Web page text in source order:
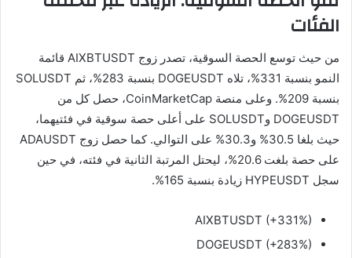
الفئات
من حيث توسع الحصة السوقية، تصدر زوج AIXBTUSDT قائمة
النمو بنسبة 331%، تلاه DOGEUSDT بنسبة 283%، ثم SOLUSDT
بنسبة 209%. وعلى منصة CoinMarketCap، حصل كل من
DOGEUSDT وSOLUSDT على أعلى حصة سوقية في فئتيهما،
حيث بلغا 30.5% و30.3% على التوالي. كما حصل زوج ADAUSDT
على حصة بلغت 20.6%، ليحتل المرتبة الثانية في فئته، في حين
سجل HYPEUSDT زيادة بنسبة 165%.
AIXBTUSDT (+331%)
DOGEUSDT (+283%)